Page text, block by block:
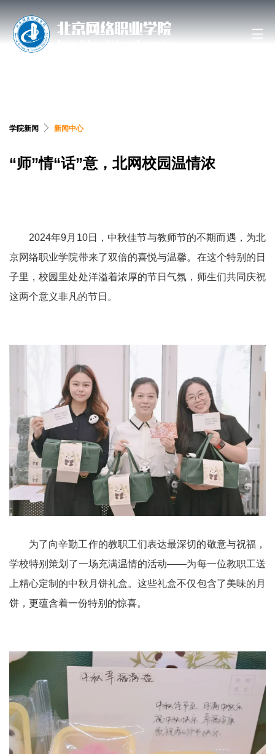
学院新闻 新闻中心
“师”情“话”意，北网校园温情浓
2024年9月 10日，中秋佳节与教师节的不期而遇，为北
京网络职业学院带来了双倍的喜悦与温馨。在这个特别的日
子里，校园里处处洋溢着浓厚的节日气氛，师生们共同庆祝
这两个意义非凡的节日。
为了向辛勤工作的教职工们表达最深切的敬意与祝福，
学校特别策划了一场充满温情的活动——为每一位教职工送
上精心定制的中秋月饼礼盒。这些礼盒不仅包含了美味的月
饼，更蕴含着一份特别的惊喜。